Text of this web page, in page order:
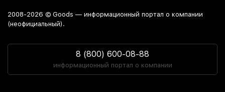
2008-2026 © Goods — информационный портал о компании
(неофициальный).
8 (800) 600-08-88
информационный портал о компании